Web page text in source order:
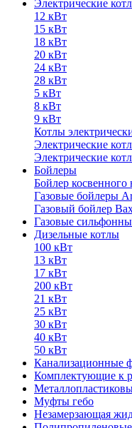
Электрические
12 кВт
15 кВт
18 кВт
20 кВт
24 кВт
28 кВт
5 кВт
8 кВт
9 кВт
Котлы
Электрические
Электрические
Бойлеры
Бойлер косвенного
Газовые бойлеры
Газовый бойлер
Газовые
Дизельные котлы
100 кВт
13 кВт
17 кВт
200 кВт
21 кВт
25 кВт
30 кВт
40 кВт
50 кВт
Канализационные
Комплектующие к
Муфты гебо
Незамерзающая